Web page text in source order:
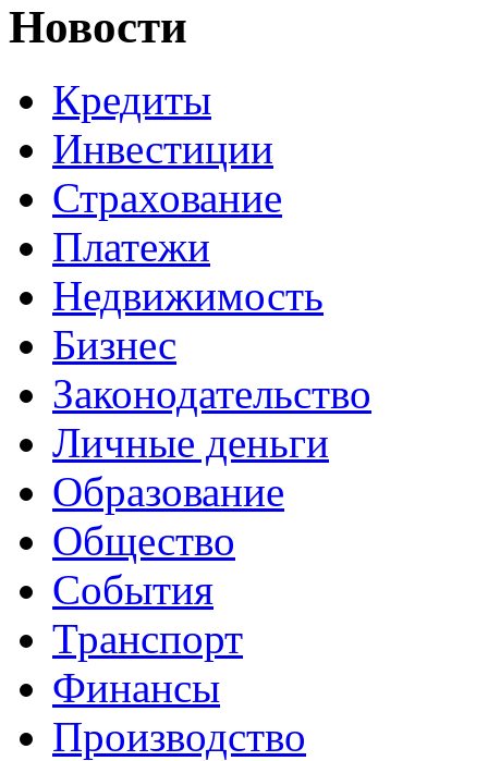
Новости
Кредиты
Инвестиции
Страхование
Платежи
Недвижимость
Бизнес
Законодательство
Личные деньги
Образование
Общество
События
Транспорт
Финансы
Производство